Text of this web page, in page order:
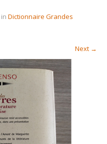
in Dictionnaire Grandes
Next →